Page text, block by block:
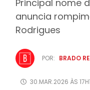
Principal nome
anuncia
Rodrigues
POR: BRADO
30.MAR.2026 ÀS